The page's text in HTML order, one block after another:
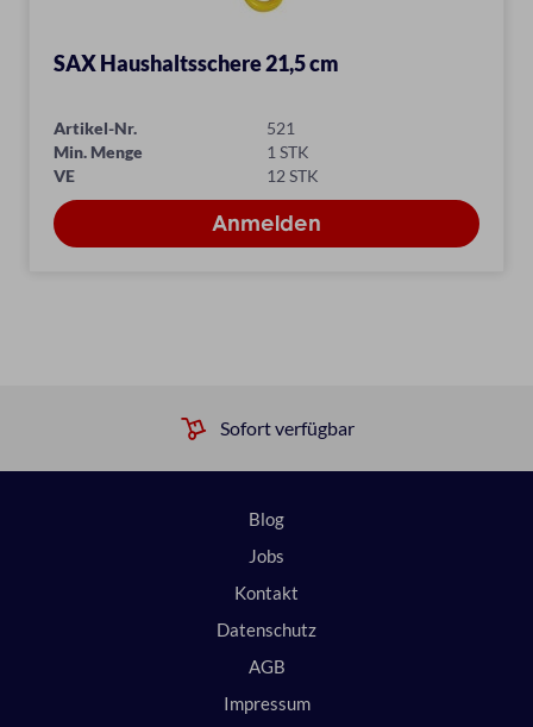
SAX Haushaltsschere 21,5 cm
Artikel-Nr.
521
Min. Menge
1 STK
VE
12 STK
Sofort verfügbar
Blog
Jobs
Kontakt
Datenschutz
AGB
Impressum